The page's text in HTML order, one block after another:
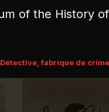
of the History
Détective, fabrique de